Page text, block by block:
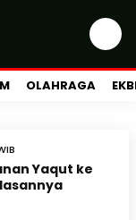
OLAHRAGA
Yaqut ke